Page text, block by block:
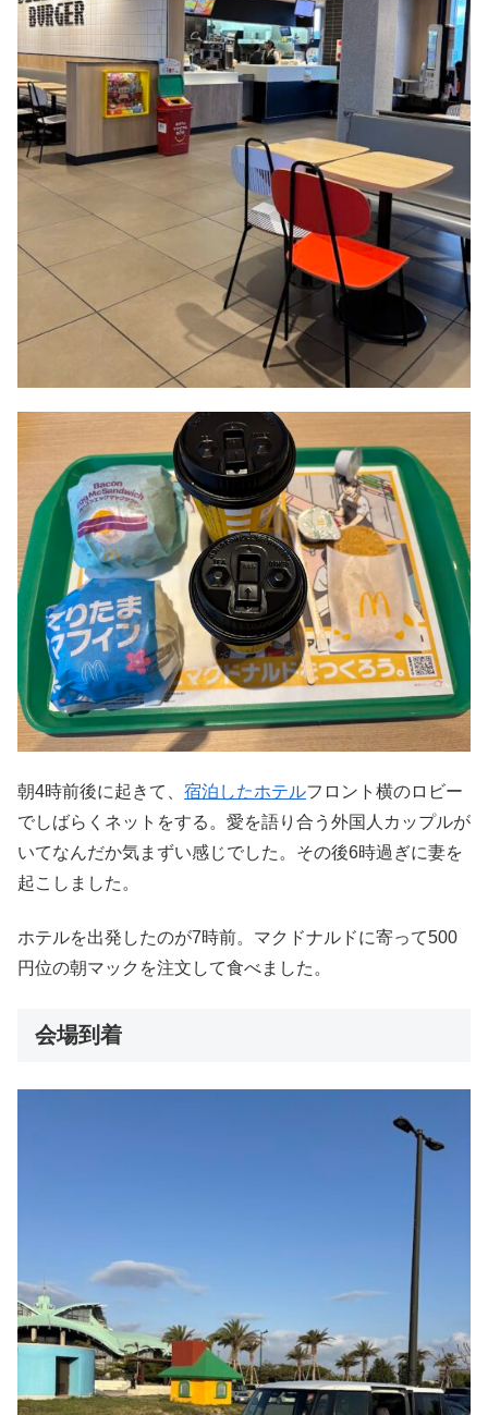
朝4時前後に起きて、 宿泊したホテルフロント横のロビー
でしばらくネットをする。愛を語り合う外国人カップルが
いてなんだか気まずい感じでした。その後6時過ぎに妻を
起こしました。
ホテルを出発したのが7時前。マクドナルドに寄って500
円位の朝マックを注文して食べました。
会場到着